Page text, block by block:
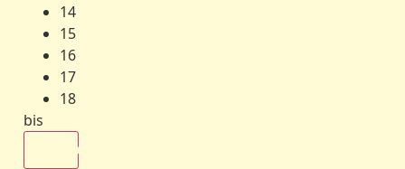
14
15
16
17
18
bis